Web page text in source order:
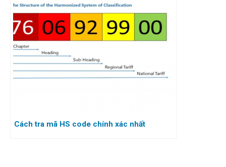
Cách tra mã HS code chính xác nhất